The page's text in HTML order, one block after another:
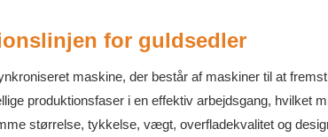
for guldsedler
maskine, der består af maskiner til at
produktionsfaser i en effektiv arbejdsgang, hvilket
størrelse, tykkelse, vægt, overfladekvalitet og